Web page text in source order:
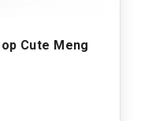
Cute Meng